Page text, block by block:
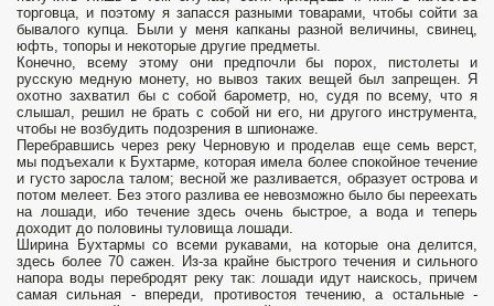
торговца, и поэтому я запасся разными товарами, чтобы сойти за
бывалого купца. Были у меня капканы разной величины, свинец,
юфть, топоры и некоторые другие предметы.
Конечно, всему этому они предпочли бы порох, пистолеты и
русскую медную монету, но вывоз таких вещей был запрещен. Я
охотно захватил бы с собой барометр, но, судя по всему, что я
слышал, решил не брать с собой ни его, ни другого инструмента,
чтобы не возбудить подозрения в шпионаже.
Перебравшись через реку Черновую и проделав еще семь верст,
мы подъехали к Бухтарме, которая имела более спокойное течение
и густо заросла талом; весной же разливается, образует острова и
потом мелеет. Без этого разлива ее невозможно было бы переехать
на лошади, ибо течение здесь очень быстрое, а вода и теперь
доходит до половины туловища лошади.
Ширина Бухтармы со всеми рукавами, на которые она делится,
здесь более 70 сажен. Из-за крайне быстрого течения и сильного
напора воды перебродят реку так: лошади идут наискось, причем
самая сильная - впереди, противостоя течению, а остальные -